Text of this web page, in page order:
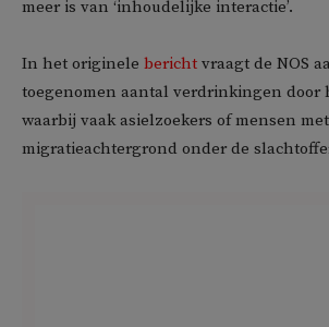
meer is van ‘inhoudelijke interactie’.
In het originele bericht vraagt de NOS
toegenomen aantal verdrinkingen door
waarbij vaak asielzoekers of mensen
migratieachtergrond onder de